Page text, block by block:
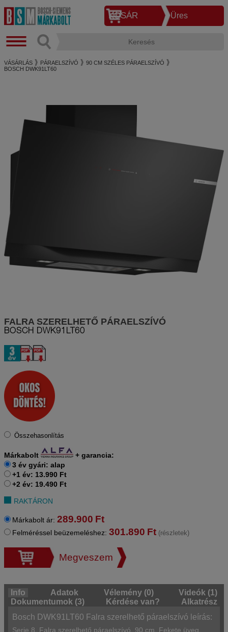
KOSÁR Üres
VÁSÁRLÁS PÁRAELSZÍVÓ
90 CM SZÉLES PÁRAELSZÍVÓ
BOSCH DWK91LT60
FALRA SZERELHETŐ PÁRAELSZÍVÓ
BOSCH DWK91LT60
Összehasonlítás
Márkabolt + garancia:
3 év gyári: alap
+1 év: 13.990 Ft
+2 év: 19.490 Ft
RAKTÁRON
Márkabolt ár: 289.900 Ft
Felméréssel beüzemeléshez: 301.890 Ft (részletek)
Megveszem
Info Adatok Vélemény (0)
Videók (1)
Dokumentumok (3)
Kérdése van?
Alkatrész
Bosch DWK91LT60 Falra szerelhető páraelszívó leírás:
Serie 8, Falra szerelhető páraelszívó, 90 cm, Fekete üveg,